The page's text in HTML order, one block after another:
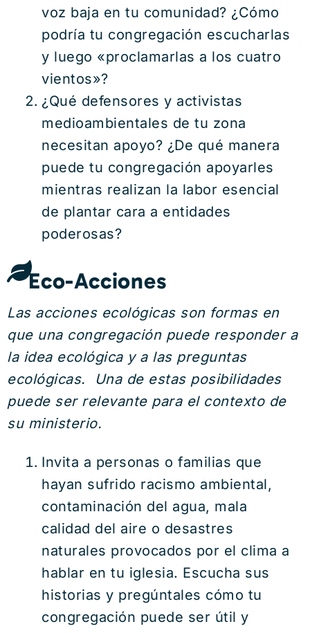
voz baja en tu comunidad? ¿Cómo
podría tu congregación escucharlas
y luego «proclamarlas a los cuatro
vientos»?
¿Qué defensores y activistas
medioambientales de tu zona
necesitan apoyo? ¿De qué manera
puede tu congregación apoyarles
mientras realizan la labor esencial
de plantar cara a entidades
poderosas?
Eco-Acciones
Las acciones ecológicas son formas en
que una congregación puede responder a
la idea ecológica y a las preguntas
ecológicas. Una de estas posibilidades
puede ser relevante para el contexto de
su ministerio.
Invita a personas o familias que
hayan sufrido racismo ambiental,
contaminación del agua, mala
calidad del aire o desastres
naturales provocados por el clima a
hablar en tu iglesia. Escucha sus
historias y pregúntales cómo tu
congregación puede ser útil y